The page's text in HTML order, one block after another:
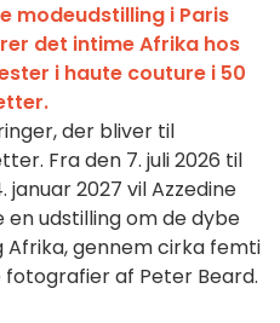
modeudstilling i Paris
det intime Afrika hos
i haute couture i 50
der bliver til
Fra den 7. juli 2026 til
januar 2027 vil Azzedine
udstilling om de dybe
gennem cirka femti
af Peter Beard.